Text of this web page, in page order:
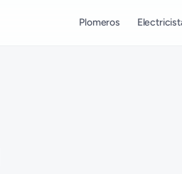
Plomeros